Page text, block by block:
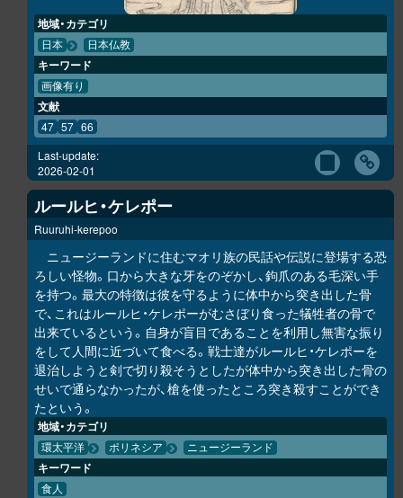
地域・カテゴリ
日本 日本仏教
キーワード
画像有り
文献
47 57 66
Last-update:
2026-02-01
ルールヒ・ケレポー
Ruuruhi-kerepoo
ニュージーランドに住むマオリ族の民話や伝説に登場する恐
ろしい怪物。口から大きな牙をのぞかし、鉤爪のある毛深い手
を持つ。最大の特徴は彼を守るように体中から突き出した骨
で、これはルールヒ・ケレポーがむさぼり食った犠牲者の骨で
出来ているという。自身が盲目であることを利用し無害な振り
をして人間に近づいて食べる。戦士達がルールヒ・ケレポーを
退治しようと剣で切り殺そうとしたが体中から突き出した骨の
せいで通らなかったが、槍を使ったところ突き殺すことができ
たという。
地域・カテゴリ
環太平洋 ポリネシア ニュージーランド
キーワード
食人